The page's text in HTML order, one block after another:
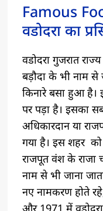
Famous
वडोदरा का
वडोदरा गुजरात
बड़ौदा के भी नाम से
किनारे बसा हुआ है।
पर पड़ा है। इसका
अधिकारदान या
गया है। इस शहर को
राजपूत वंश के राजा
नाम से भी जाना
नए नामकरण होते
और 1971 में वडोदरा